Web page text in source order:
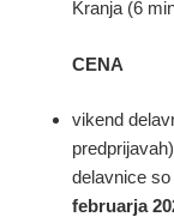
Kranja (6
CENA
vikend
delavnice
februarja